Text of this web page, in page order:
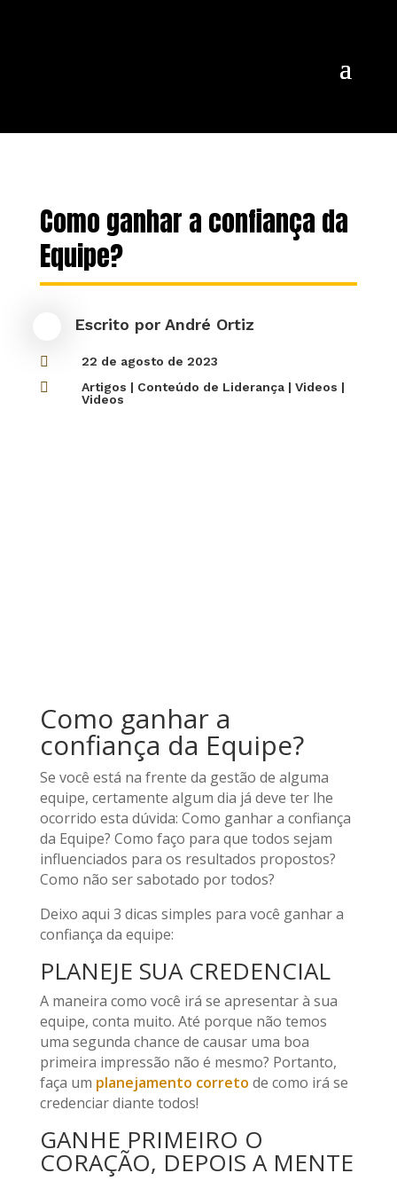
Como ganhar a confiança da
Equipe?
Escrito por André Ortiz
 22 de agosto de 2023
 Artigos | Conteúdo de Liderança| Videos |
Videos
Como ganhar a
confiança da Equipe?
Se você está na frente da gestão de alguma
equipe, certamente algum dia já deve ter lhe
ocorrido esta dúvida: Como ganhar a confiança
da Equipe? Como faço para que todos sejam
influenciados para os resultados propostos?
Como não ser sabotado por todos?
Deixo aqui 3 dicas simples para você ganhar a
confiança da equipe:
PLANEJE SUA CREDENCIAL
A maneira como você irá se apresentar à sua
equipe, conta muito. Até porque não temos
uma segunda chance de causar uma boa
primeira impressão não é mesmo? Portanto,
faça um planejamento correto de como irá se
credenciar diante todos!
GANHE PRIMEIRO O
CORAÇÃO, DEPOIS A MENTE